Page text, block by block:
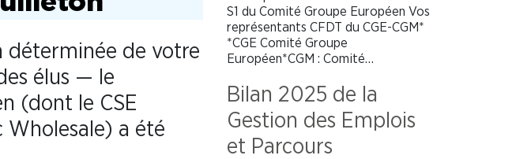
déterminée de votre
élus — le
(dont le CSE
Wholesale) a été
S1 du Comité Groupe Européen Vos
représentants CFDT du CGE-CGM*
*CGE Comité Groupe
Européen*CGM : Comité…
Bilan 2025 de la
Gestion des Emplois
et Parcours